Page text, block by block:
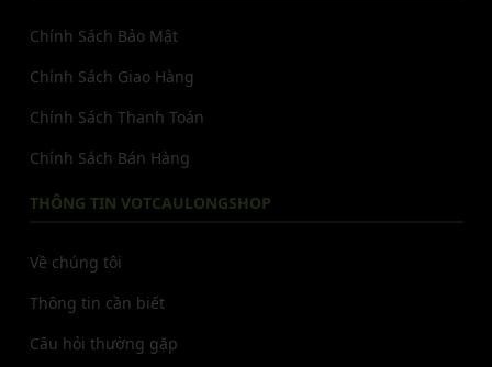
Chính Sách Bảo Mật
Chính Sách Giao Hàng
Chính Sách Thanh Toán
Chính Sách Bán Hàng
THÔNG TIN VOTCAULONGSHOP
Về chúng tôi
Thông tin cần biết
Câu hỏi thường gặp